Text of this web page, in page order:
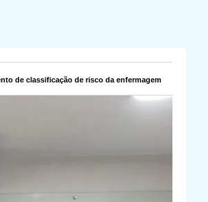
de classificação de risco da enfermagem